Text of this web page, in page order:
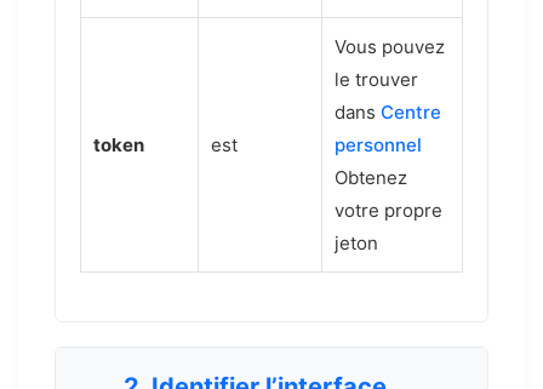
token est
Vous pouvez
le trouver
dans Centre
personnel
Obtenez
votre propre
jeton